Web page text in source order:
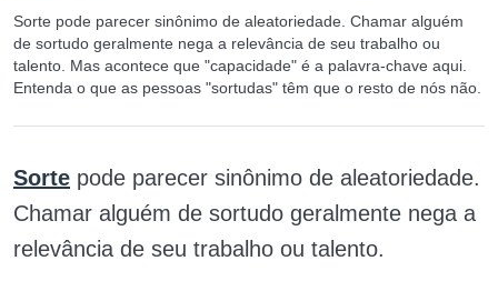
Sorte pode parecer sinônimo de aleatoriedade. Chamar alguém
de sortudo geralmente nega a relevância de seu trabalho ou
talento. Mas acontece que "capacidade" é a palavra-chave aqui.
Entenda o que as pessoas "sortudas" têm que o resto de nós não.
Sorte pode parecer sinônimo de aleatoriedade.
Chamar alguém de sortudo geralmente nega a
relevância de seu trabalho ou talento.